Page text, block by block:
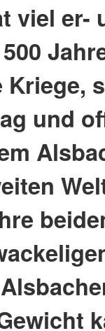
viel er-
und